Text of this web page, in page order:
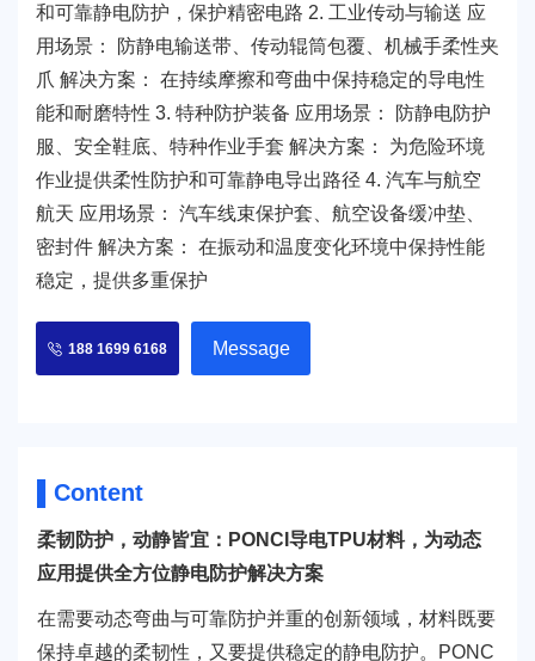
导电塑料
防静电塑料
公司动态
行业资讯
塑料技术
联系我们
联系方式
在线留言
和可靠静电防护，保护精密电路 2. 工业传动与输送 应
用场景： 防静电输送带、传动辊筒包覆、机械手柔性夹
爪 解决方案： 在持续摩擦和弯曲中保持稳定的导电性
能和耐磨特性 3. 特种防护装备 应用场景： 防静电防护
服、安全鞋底、特种作业手套 解决方案： 为危险环境
作业提供柔性防护和可靠静电导出路径 4. 汽车与航空
航天 应用场景： 汽车线束保护套、航空设备缓冲垫、
密封件 解决方案： 在振动和温度变化环境中保持性能
稳定，提供多重保护
188 1699 6168 Message
▌Content
柔韧防护，动静皆宜：PONCI导电TPU材料，为动态
应用提供全方位静电防护解决方案
在需要动态弯曲与可靠防护并重的创新领域，材料既要
保持卓越的柔韧性，又要提供稳定的静电防护。PONC